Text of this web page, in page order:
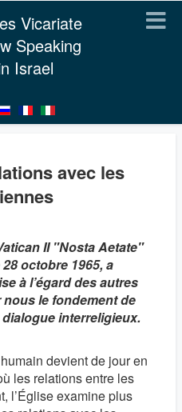
Vicariate
Speaking
Israel
avec les
II "Nosta Aetate"
octobre 1965, a
à l’égard des autres
le fondement de
interreligieux.
devient de jour en
les relations entre les
l’Église examine plus